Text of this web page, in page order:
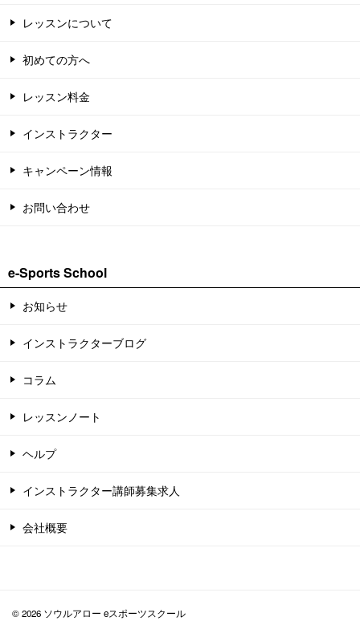
レッスンについて
初めての方へ
レッスン料金
インストラクター
キャンペーン情報
お問い合わせ
e-Sports School
お知らせ
インストラクターブログ
コラム
レッスンノート
ヘルプ
インストラクター講師募集求人
会社概要
© 2026 ソウルアロー eスポーツスクール